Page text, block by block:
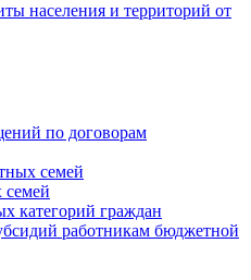
населения и территорий от
по договорам
семей
категорий граждан
работникам бюджетной